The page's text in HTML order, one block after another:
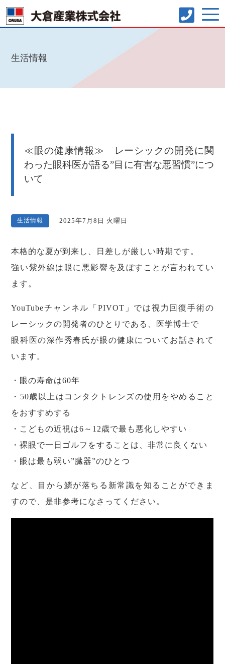
生活情報
≪眼の健康情報≫ レーシックの開発に関
わった眼科医が語る”目に有害な悪習慣”につ
いて
生活情報 2025年7月8日 火曜日
本格的な夏が到来し、日差しが厳しい時期です。
強い紫外線は眼に悪影響を及ぼすことが言われてい
ます。
YouTubeチャンネル「PIVOT」では視力回復手術の
レーシックの開発者のひとりである、医学博士で
眼科医の深作秀春氏が眼の健康についてお話されて
います。
・眼の寿命は60年
・50歳以上はコンタクトレンズの使用をやめること
をおすすめする
・こどもの近視は6～12歳で最も悪化しやすい
・裸眼で一日ゴルフをすることは、非常に良くない
・眼は最も弱い”臓器”のひとつ
など、目から鱗が落ちる新常識を知ることができま
すので、是非参考になさってください。